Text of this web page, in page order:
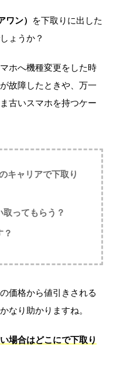
ン）
を下取りに出した
ょうか？
ホへ機種変更をした時
故障したときや、万一
古いスマホを持つケー
キャリアで下取り
ってもらう？
？
価格から値引きされる
なり助かりますね。
場合はどこにで下取り